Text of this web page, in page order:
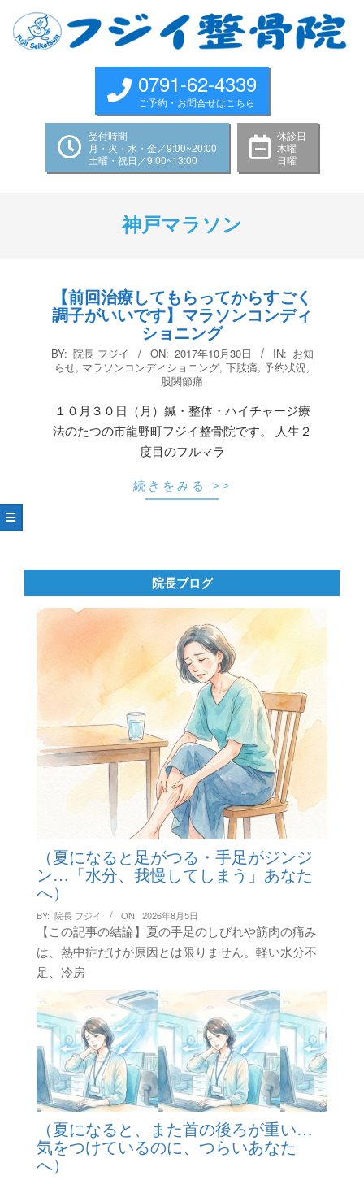
content
0791-62-4339
ご予約・お問合せはこちら
受付時間
月・火・水・金／9:00~20:00
土曜・祝日／9:00~13:00
休診日
木曜
日曜
神戸マラソン
【前回治療してもらってからすごく
調子がいいです】マラソンコンディ
ショニング
2017-
10-
BY: 院長 フジイ ON: 2017年10月30日 IN: お知
らせ, マラソンコンディショニング, 下肢痛, 予約状況,
股関節痛
１０月３０日（月）鍼・整体・ハイチャージ療
法のたつの市龍野町フジイ整骨院です。 人生２
度目のフルマラ
続きをみる >>
院長ブログ
（夏になると足がつる・手足がジンジ
ン…「水分、我慢してしまう」あなた
へ）
BY: 院長 フジイ ON: 2026年8月5日
【この記事の結論】夏の手足のしびれや筋肉の痛み
は、熱中症だけが原因とは限りません。軽い水分不
足、冷房
（夏になると、また首の後ろが重い…
気をつけているのに、つらいあなた
へ）